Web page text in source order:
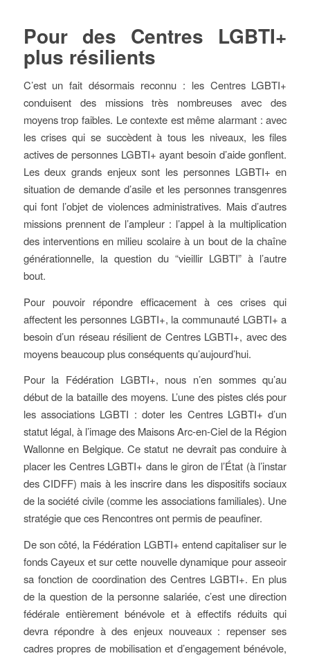
Pour des Centres LGBTI+
plus résilients
C’est un fait désormais reconnu : les Centres LGBTI+
conduisent des missions très nombreuses avec des
moyens trop faibles. Le contexte est même alarmant : avec
les crises qui se succèdent à tous les niveaux, les files
actives de personnes LGBTI+ ayant besoin d’aide gonflent.
Les deux grands enjeux sont les personnes LGBTI+ en
situation de demande d’asile et les personnes transgenres
qui font l’objet de violences administratives. Mais d’autres
missions prennent de l’ampleur : l’appel à la multiplication
des interventions en milieu scolaire à un bout de la chaîne
générationnelle, la question du “vieillir LGBTI” à l’autre
bout.
Pour pouvoir répondre efficacement à ces crises qui
affectent les personnes LGBTI+, la communauté LGBTI+ a
besoin d’un réseau résilient de Centres LGBTI+, avec des
moyens beaucoup plus conséquents qu’aujourd’hui.
Pour la Fédération LGBTI+, nous n’en sommes qu’au
début de la bataille des moyens. L’une des pistes clés pour
les associations LGBTI : doter les Centres LGBTI+ d’un
statut légal, à l’image des Maisons Arc-en-Ciel de la Région
Wallonne en Belgique. Ce statut ne devrait pas conduire à
placer les Centres LGBTI+ dans le giron de l’État (à l’instar
des CIDFF) mais à les inscrire dans les dispositifs sociaux
de la société civile (comme les associations familiales). Une
stratégie que ces Rencontres ont permis de peaufiner.
De son côté, la Fédération LGBTI+ entend capitaliser sur le
fonds Cayeux et sur cette nouvelle dynamique pour asseoir
sa fonction de coordination des Centres LGBTI+. En plus
de la question de la personne salariée, c’est une direction
fédérale entièrement bénévole et à effectifs réduits qui
devra répondre à des enjeux nouveaux : repenser ses
cadres propres de mobilisation et d’engagement bénévole,